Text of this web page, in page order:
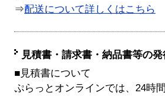
⇒配送について詳しくはこちら
見積書・請求書・納品書等の
■見積書について
ぷらっとオンラインでは、24時